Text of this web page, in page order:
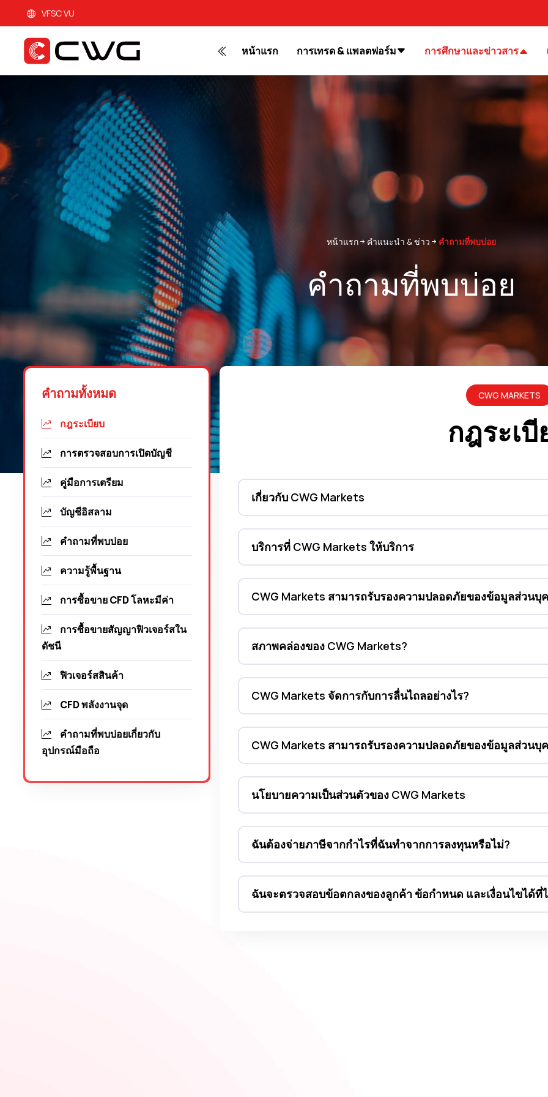
VFSC VU
หน้าแรก การเทรด & แพลตฟอร์ม การศึกษาและข่าวสาร
หน้าแรก คำแนะนำ &ข่าว คำถามที่พบบ่อย
คำถามที่พบบ่อย
คำถามทั้งหมด
กฎระเบียบ
การตรวจสอบการเปิดบัญชี
คู่มือการเตรียม
บัญชีอิสลาม
คำถามที่พบบ่อย
ความรู้พื้นฐาน
การซื้อขาย CFD โลหะมีค่า
การซื้อขายสัญญาฟิวเจอร์สใน
ดัชนี
ฟิวเจอร์สสินค้า
CFD พลังงานจุด
คำถามที่พบบ่อยเกี่ยวกับ
อุปกรณ์มือถือ
CWG MARKETS
กฎระเบี
เกี่ยวกับ CWG Markets
บริการที่ CWG Markets ให้บริการ
CWG Markets สามารถรับรองความปลอดภัยของข้อมูลส่วนบุ
สภาพคล่องของ CWG Markets?
CWG Markets จัดการกับการลื่นไถลอย่างไร?
CWG Markets สามารถรับรองความปลอดภัยของข้อมูลส่วน
นโยบายความเป็นส่วนตัวของ CWG Markets
ฉันต้องจ่ายภาษีจากกำไรที่ฉันทำจากการลงทุนหรือไม่?
ฉันจะตรวจสอบข้อตกลงของลูกค้า ข้อกำหนด และเงื่อนไขได้ที่